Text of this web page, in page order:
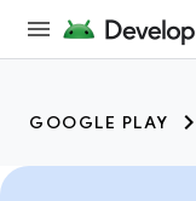
GOOGLE PLAY